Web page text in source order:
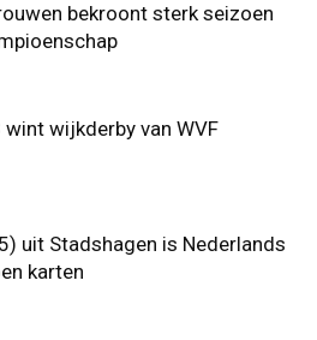
bekroont sterk seizoen
wint wijkderby van WVF
uit Stadshagen is Nederlands
karten